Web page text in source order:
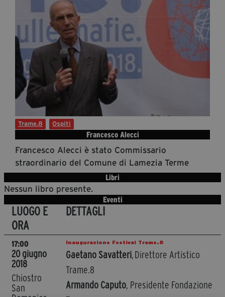
Cartella Stampa
Rassegna Stampa
Partecipa
Diventa Partner
Dona
Fondazione Trame
Chi Siamo
Civico Trame
#Trameascuola
Visioni Civiche
Mostra 3D - Visioni Civiche
Il Diritto di Essere
Archivio Storico
Contatti
Francesco Alecci
Francesco Alecci è stato Commissario
straordinario del Comune di Lamezia Terme
Trame.8 Ospiti
Libri
Nessun libro presente.
Eventi
LUOGO E
ORA
DETTAGLI
17:00
20 giugno
2018
Chiostro
San
Inaugurazione Festival Trame.8
Gaetano Savatteri, Direttore Artistico
Trame.8
Armando Caputo, Presidente Fondazione